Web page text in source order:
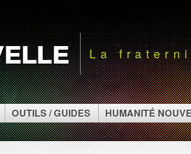
La
OUTILS / GUIDES HUMANITÉ